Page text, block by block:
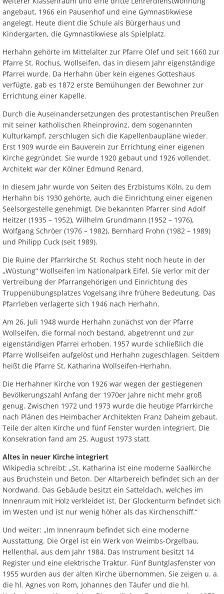
angebaut, 1966 ein Pausenhof und eine Gymnastikwiese
angelegt. Heute dient die Schule als Bürgerhaus und
Kindergarten, die Gymnastikwiese als Spielplatz.
Herhahn gehörte im Mittelalter zur Pfarre Olef und seit 1660 zur
Pfarre St. Rochus, Wollseifen, das in diesem Jahr eigenständige
Pfarrei wurde. Da Herhahn über kein eigenes Gotteshaus
verfügte, gab es 1872 erste Bemühungen der Bewohner zur
Errichtung einer Kapelle.
Durch die Auseinandersetzungen des protestantischen Preußen
mit seiner katholischen Rheinprovinz, dem sogenannten
Kulturkampf, zerschlugen sich die Kapellenbaupläne wieder.
Erst 1909 wurde ein Bauverein zur Errichtung einer eigenen
Kirche gegründet. Sie wurde 1920 gebaut und 1926 vollendet.
Architekt war der Kölner Edmund Renard.
In diesem Jahr wurde von Seiten des Erzbistums Köln, zu dem
Herhahn bis 1930 gehörte, auch die Einrichtung einer eigenen
Seelsorgestelle genehmigt. Die bekannten Pfarrer sind Adolf
Heitzer (1935 – 1952), Wilhelm Grundmann (1952 – 1976),
Wolfgang Schröer (1976 – 1982), Bernhard Frohn (1982 – 1989)
und Philipp Cuck (seit 1989).
Die Ruine der Pfarrkirche St. Rochus steht noch heute in der
„Wüstung“ Wollseifen im Nationalpark Eifel. Sie verlor mit der
Vertreibung der Pfarrangehörigen und Einrichtung des
Truppenübungsplatzes Vogelsang ihre frühere Bedeutung. Das
Pfarrleben verlagerte sich 1946 nach Herhahn.
Am 26. Juli 1948 wurde Herhahn zunächst von der Pfarre
Wollseifen, die formal noch bestand, abgetrennt und zur
eigenständigen Pfarrei erhoben. 1957 wurde schließlich die
Pfarre Wollseifen aufgelöst und Herhahn zugeschlagen. Seitdem
heißt die Pfarre St. Katharina Wollseifen-Herhahn.
Die Herhahner Kirche von 1926 war wegen der gestiegenen
Bevölkerungszahl Anfang der 1970er Jahre nicht mehr groß
genug. Zwischen 1972 und 1973 wurde die heutige Pfarrkirche
nach Plänen des Heimbacher Architekten Franz Daheim gebaut.
Teile der alten Kirche und fünf Fenster wurden integriert. Die
Konsekration fand am 25. August 1973 statt.
Altes in neuer Kirche integriert
Wikipedia schreibt: „St. Katharina ist eine moderne Saalkirche
aus Bruchstein und Beton. Der Altarbereich befindet sich an der
Nordwand. Das Gebäude besitzt ein Satteldach, welches im
Innenraum mit Holz verkleidet ist. Der Glockenturm befindet sich
im Westen und ist nur wenig höher als das Kirchenschiff.“
Und weiter: „Im Innenraum befindet sich eine moderne
Ausstattung. Die Orgel ist ein Werk von Weimbs-Orgelbau,
Hellenthal, aus dem Jahr 1984. Das Instrument besitzt 14
Register und eine elektrische Traktur. Fünf Buntglasfenster von
1955 wurden aus der alten Kirche übernommen. Sie zeigen u. a.
die hl. Agnes von Rom, Johannes den Täufer und die hl.